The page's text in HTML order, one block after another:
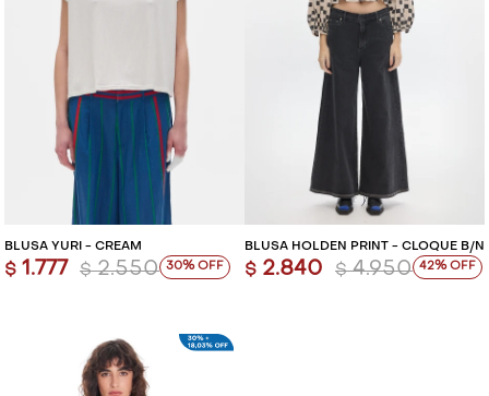
BLUSA YURI - CREAM
$ 1.777 $ 2.550 30
BLUSA HOLDEN PRINT - CLOQUÉ B/N
$ 2.840 $ 4.950 42